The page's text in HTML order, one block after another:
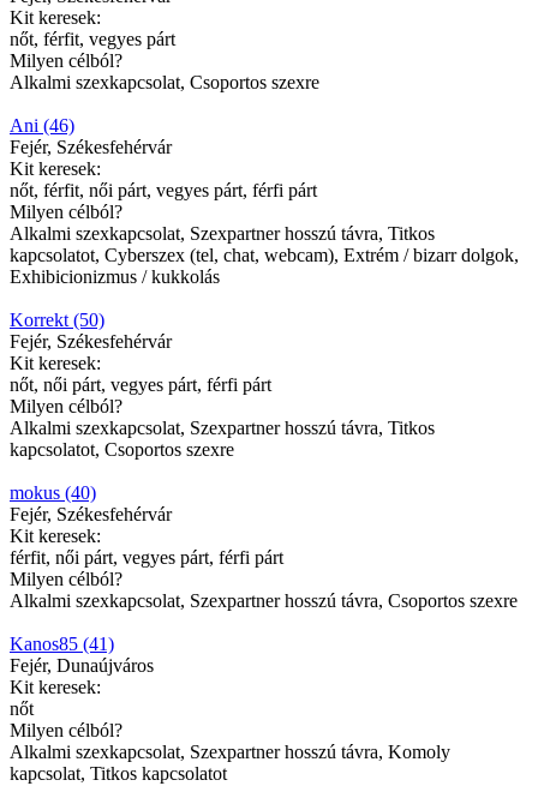
Kit keresek:
nőt, férfit, vegyes párt
Milyen célból?
Alkalmi szexkapcsolat, Csoportos szexre
Ani (46)
Fejér, Székesfehérvár
Kit keresek:
nőt, férfit, női párt, vegyes párt, férfi párt
Milyen célból?
Alkalmi szexkapcsolat, Szexpartner hosszú távra, Titkos
kapcsolatot, Cyberszex (tel, chat, webcam), Extrém / bizarr dolgok,
Exhibicionizmus / kukkolás
Korrekt (50)
Fejér, Székesfehérvár
Kit keresek:
nőt, női párt, vegyes párt, férfi párt
Milyen célból?
Alkalmi szexkapcsolat, Szexpartner hosszú távra, Titkos
kapcsolatot, Csoportos szexre
mokus (40)
Fejér, Székesfehérvár
Kit keresek:
férfit, női párt, vegyes párt, férfi párt
Milyen célból?
Alkalmi szexkapcsolat, Szexpartner hosszú távra, Csoportos szexre
Kanos85 (41)
Fejér, Dunaújváros
Kit keresek:
nőt
Milyen célból?
Alkalmi szexkapcsolat, Szexpartner hosszú távra, Komoly
kapcsolat, Titkos kapcsolatot